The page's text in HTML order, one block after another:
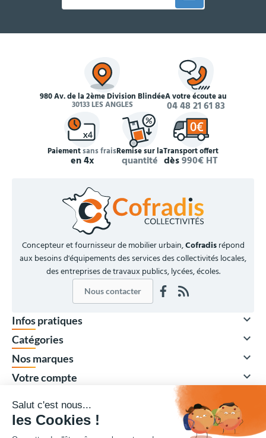
980 Av. de la 2ème Division Blindée
30133 LES ANGLES
À votre écoute au
04 48 21 61 83
Paiementsans frais
en 4x
Remise sur la
quantité
Transport offert
dès990€ HT
Concepteur et fournisseur de mobilier urbain,Cofradisrépond
aux besoins d'équipements des services des collectivités locales,
des entreprises de travaux publics, lycées, écoles.
Nous contacter
Infos pratiques 
Catégories 
Nos marques 
Votre compte 